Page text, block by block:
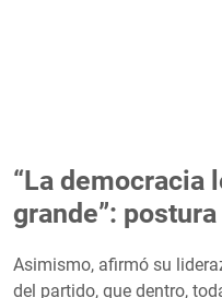
“La democracia
grande”:
Asimismo, afirmó su
del partido, que dentro,